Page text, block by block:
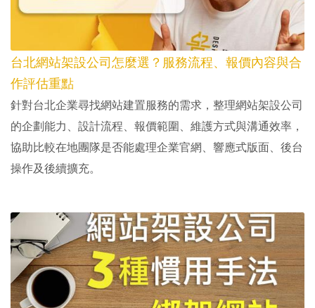
台北網站架設公司怎麼選？服務流程、報價內容與合
作評估重點
針對台北企業尋找網站建置服務的需求，整理網站架設公司
的企劃能力、設計流程、報價範圍、維護方式與溝通效率，
協助比較在地團隊是否能處理企業官網、響應式版面、後台
操作及後續擴充。